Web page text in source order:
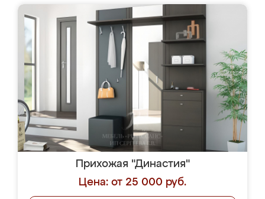
Прихожая "Династия"
Цена: от 25 000 руб.